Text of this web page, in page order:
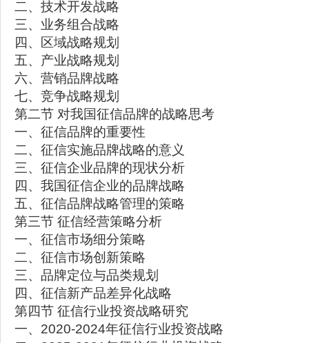
二、技术开发战略
三、业务组合战略
四、区域战略规划
五、产业战略规划
六、营销品牌战略
七、竞争战略规划
第二节 对我国征信品牌的战略思考
一、征信品牌的重要性
二、征信实施品牌战略的意义
三、征信企业品牌的现状分析
四、我国征信企业的品牌战略
五、征信品牌战略管理的策略
第三节 征信经营策略分析
一、征信市场细分策略
二、征信市场创新策略
三、品牌定位与品类规划
四、征信新产品差异化战略
第四节 征信行业投资战略研究
一、2020-2024年征信行业投资战略